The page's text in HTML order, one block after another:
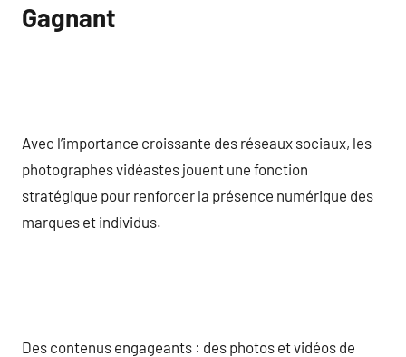
Gagnant
Avec l’importance croissante des réseaux sociaux, les
photographes vidéastes jouent une fonction
stratégique pour renforcer la présence numérique des
marques et individus.
Des contenus engageants : des photos et vidéos de